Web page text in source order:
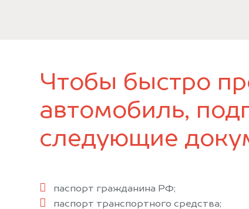
Чтобы быстро
автомобиль,
следующие
паспорт гражданина РФ;
паспорт транспортного средства;